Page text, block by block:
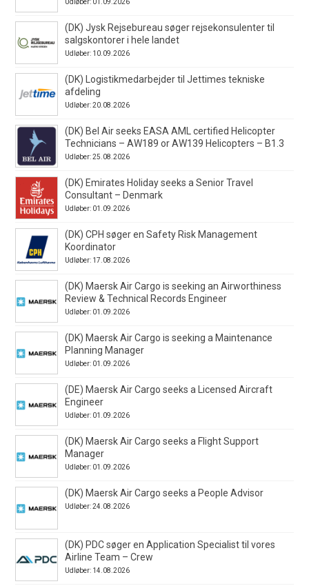
Udløber: 01.09.2026
(DK) Jysk Rejsebureau søger rejsekonsulenter til
salgskontorer i hele landet
Udløber: 10.09.2026
(DK) Logistikmedarbejder til Jettimes tekniske
afdeling
Udløber: 20.08.2026
(DK) Bel Air seeks EASA AML certified Helicopter
Technicians – AW189 or AW139 Helicopters – B1.3
Udløber: 25.08.2026
(DK) Emirates Holiday seeks a Senior Travel
Consultant – Denmark
Udløber: 01.09.2026
(DK) CPH søger en Safety Risk Management
Koordinator
Udløber: 17.08.2026
(DK) Maersk Air Cargo is seeking an Airworthiness
Review & Technical Records Engineer
Udløber: 01.09.2026
(DK) Maersk Air Cargo is seeking a Maintenance
Planning Manager
Udløber: 01.09.2026
(DE) Maersk Air Cargo seeks a Licensed Aircraft
Engineer
Udløber: 01.09.2026
(DK) Maersk Air Cargo seeks a Flight Support
Manager
Udløber: 01.09.2026
(DK) Maersk Air Cargo seeks a People Advisor
Udløber: 24.08.2026
(DK) PDC søger en Application Specialist til vores
Airline Team – Crew
Udløber: 14.08.2026